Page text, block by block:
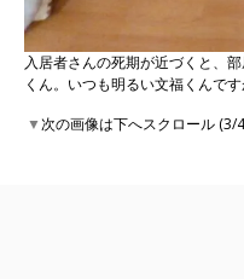
入居者さんの死期が近づくと、
くん。いつも明るい文福くんで
▼次の画像は下へスクロール (3/